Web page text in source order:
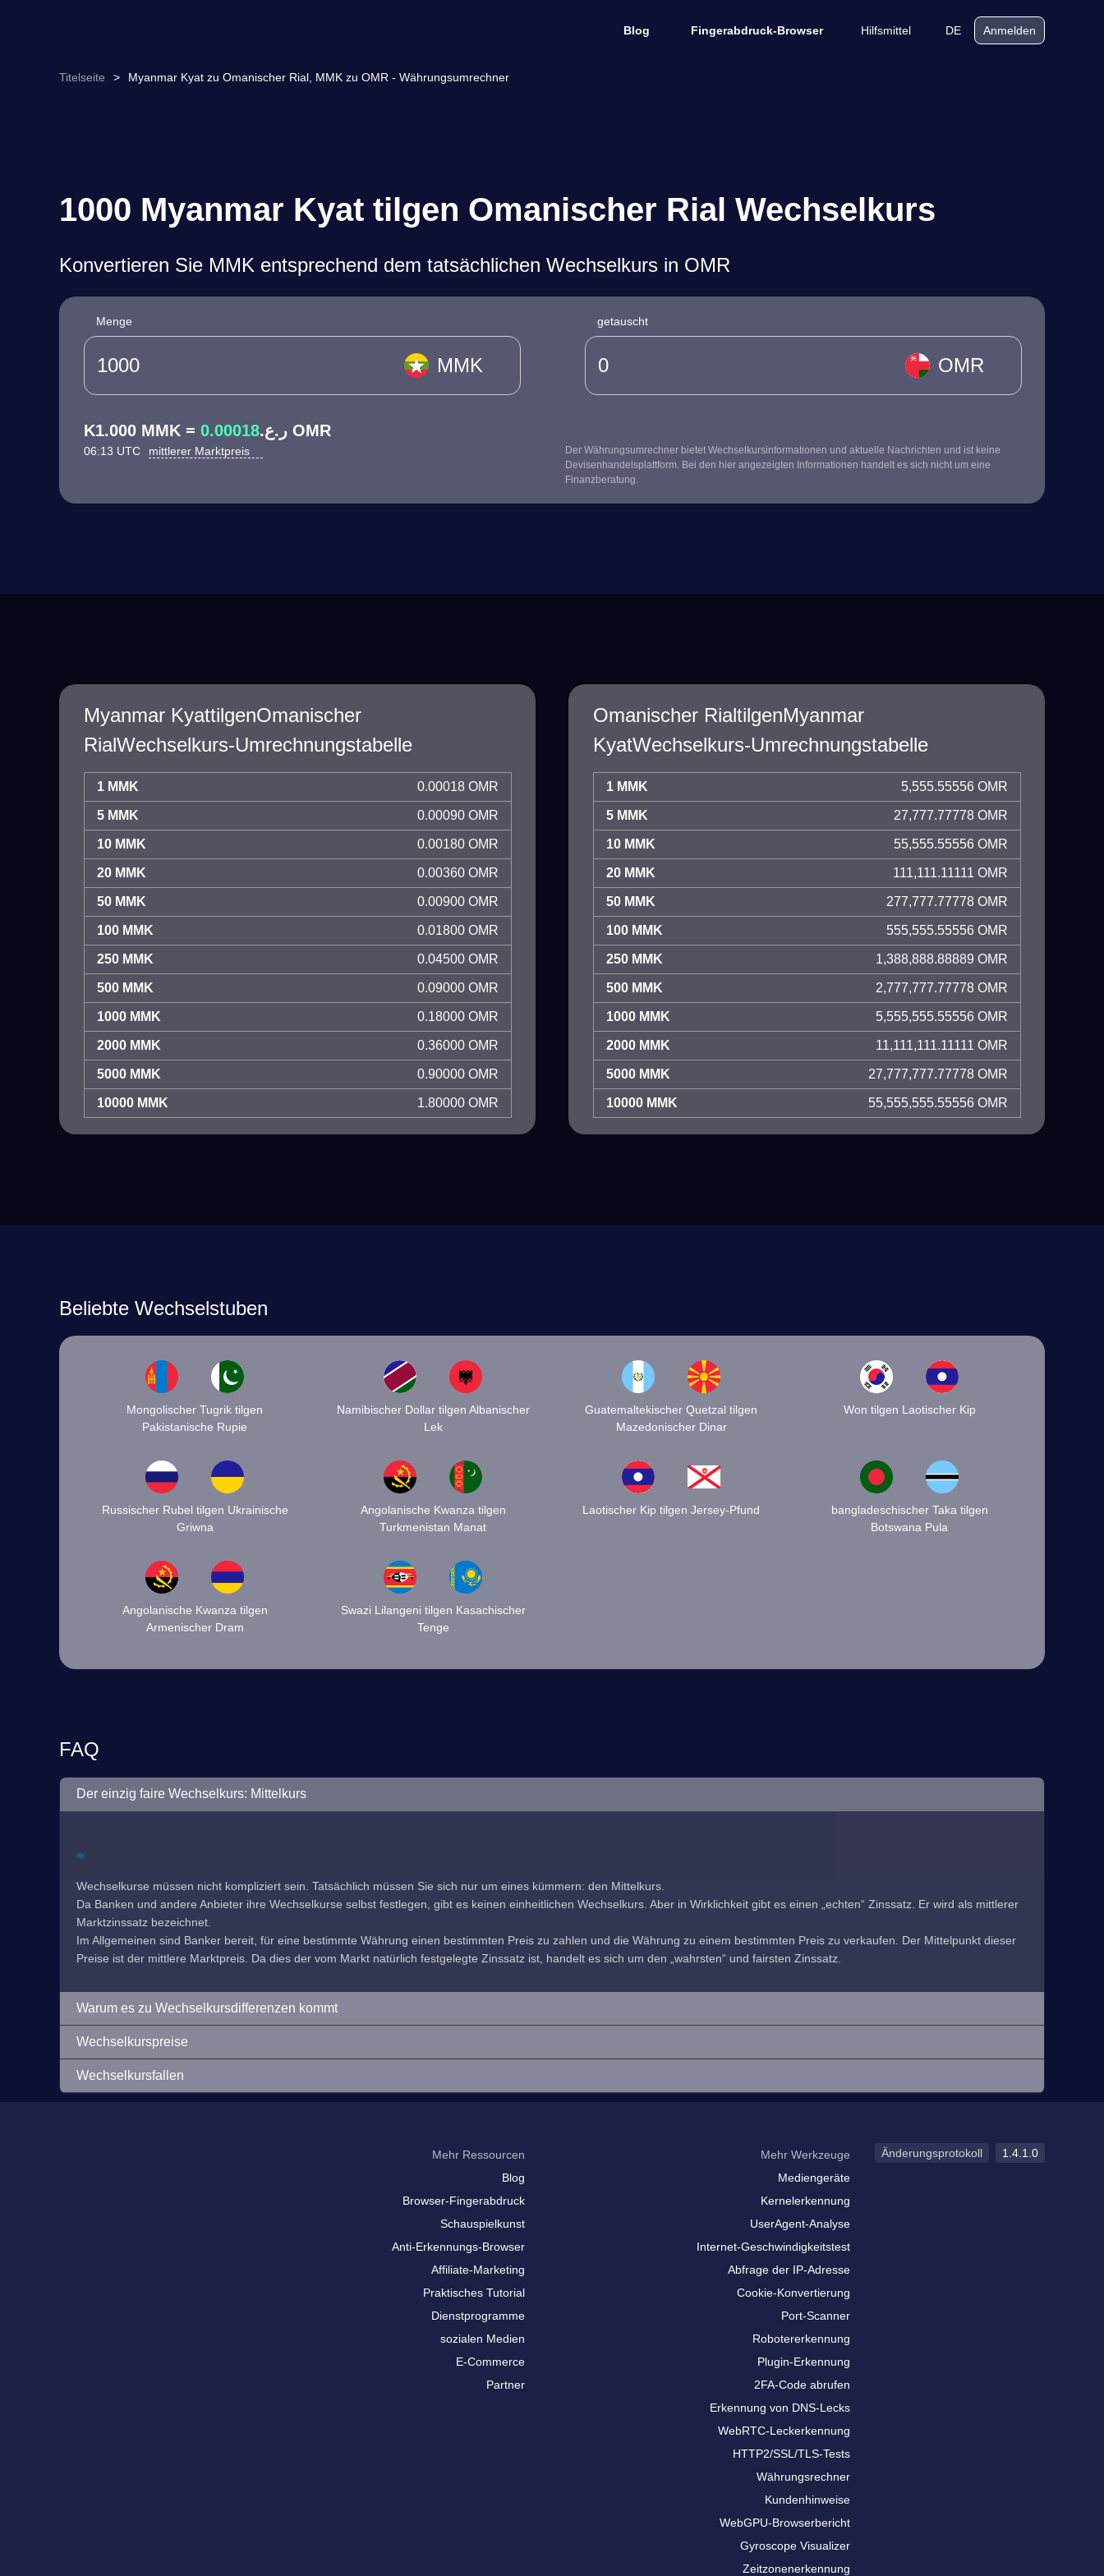
Blog Fingerabdruck-Browser Hilfsmittel DE Anmelden
Titelseite > Myanmar Kyat zu Omanischer Rial, MMK zu OMR - Währungsumrechner
1000 Myanmar Kyat tilgen Omanischer Rial Wechselkurs
Konvertieren Sie MMK entsprechend dem tatsächlichen Wechselkurs in OMR
Menge
MMK
getauscht
OMR
K1.000 MMK = ر.ع.0.00018 OMR
06:13 UTC mittlerer Marktpreis
Der Währungsumrechner bietet Wechselkursinformationen und aktuelle Nachrichten und ist keine
Devisenhandelsplattform. Bei den hier angezeigten Informationen handelt es sich nicht um eine
Finanzberatung.
Myanmar KyattilgenOmanischer
RialWechselkurs-Umrechnungstabelle
1 MMK 0.00018 OMR
5 MMK 0.00090 OMR
10 MMK 0.00180 OMR
20 MMK 0.00360 OMR
50 MMK 0.00900 OMR
100 MMK 0.01800 OMR
250 MMK 0.04500 OMR
500 MMK 0.09000 OMR
1000 MMK 0.18000 OMR
2000 MMK 0.36000 OMR
5000 MMK 0.90000 OMR
10000 MMK 1.80000 OMR
Omanischer RialtilgenMyanmar
KyatWechselkurs-Umrechnungstabelle
1 MMK 5,555.55556 OMR
5 MMK 27,777.77778 OMR
10 MMK 55,555.55556 OMR
20 MMK 111,111.11111 OMR
50 MMK 277,777.77778 OMR
100 MMK 555,555.55556 OMR
250 MMK 1,388,888.88889 OMR
500 MMK 2,777,777.77778 OMR
1000 MMK 5,555,555.55556 OMR
2000 MMK 11,111,111.11111 OMR
5000 MMK 27,777,777.77778 OMR
10000 MMK 55,555,555.55556 OMR
Beliebte Wechselstuben
Mongolischer Tugrik tilgen
Pakistanische Rupie
Namibischer Dollar tilgen Albanischer
Lek
Guatemaltekischer Quetzal tilgen
Mazedonischer Dinar
Won tilgen Laotischer Kip
Russischer Rubel tilgen Ukrainische
Griwna
Angolanische Kwanza tilgen
Turkmenistan Manat
Laotischer Kip tilgen Jersey-Pfund
bangladeschischer Taka tilgen
Botswana Pula
Angolanische Kwanza tilgen
Armenischer Dram
Swazi Lilangeni tilgen Kasachischer
Tenge
FAQ
Der einzig faire Wechselkurs: Mittelkurs
Wechselkurse müssen nicht kompliziert sein. Tatsächlich müssen Sie sich nur um eines kümmern: den Mittelkurs.
Da Banken und andere Anbieter ihre Wechselkurse selbst festlegen, gibt es keinen einheitlichen Wechselkurs. Aber in Wirklichkeit gibt es einen „echten“ Zinssatz. Er wird als mittlerer
Marktzinssatz bezeichnet.
Im Allgemeinen sind Banker bereit, für eine bestimmte Währung einen bestimmten Preis zu zahlen und die Währung zu einem bestimmten Preis zu verkaufen. Der Mittelpunkt dieser
Preise ist der mittlere Marktpreis. Da dies der vom Markt natürlich festgelegte Zinssatz ist, handelt es sich um den „wahrsten“ und fairsten Zinssatz.
Warum es zu Wechselkursdifferenzen kommt
Wechselkurspreise
Wechselkursfallen
Mehr Ressourcen
Blog
Browser-Fingerabdruck
Schauspielkunst
Anti-Erkennungs-Browser
Affiliate-Marketing
Praktisches Tutorial
Dienstprogramme
sozialen Medien
E-Commerce
Partner
Mehr Werkzeuge
Mediengeräte
Kernelerkennung
UserAgent-Analyse
Internet-Geschwindigkeitstest
Abfrage der IP-Adresse
Cookie-Konvertierung
Port-Scanner
Robotererkennung
Plugin-Erkennung
2FA-Code abrufen
Erkennung von DNS-Lecks
WebRTC-Leckerkennung
HTTP2/SSL/TLS-Tests
Währungsrechner
Kundenhinweise
WebGPU-Browserbericht
Gyroscope Visualizer
Zeitzonenerkennung
Änderungsprotokoll 1.4.1.0